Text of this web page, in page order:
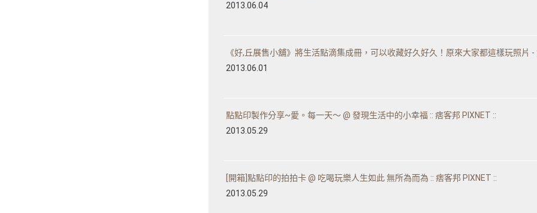
2013.06.04
《好,丘展售小舖》將生活點滴集成冊，可以收藏好久好久！原來大家都這樣玩照
2013.06.01
點點印製作分享~愛。每一天～ @ 發現生活中的小幸福 :: 痞客邦 PIXNET ::
2013.05.29
[開箱]點點印的拍拍卡 @ 吃喝玩樂人生如此 無所為而為 :: 痞客邦 PIXNET ::
2013.05.29